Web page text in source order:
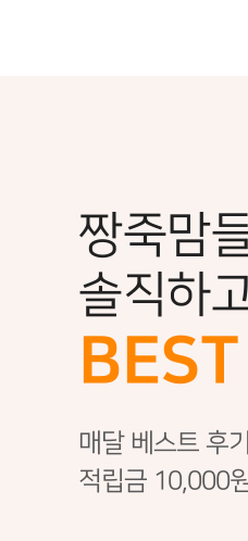
짱죽맘
솔직하
BEST
매달 베스트 후
적립금 10,000